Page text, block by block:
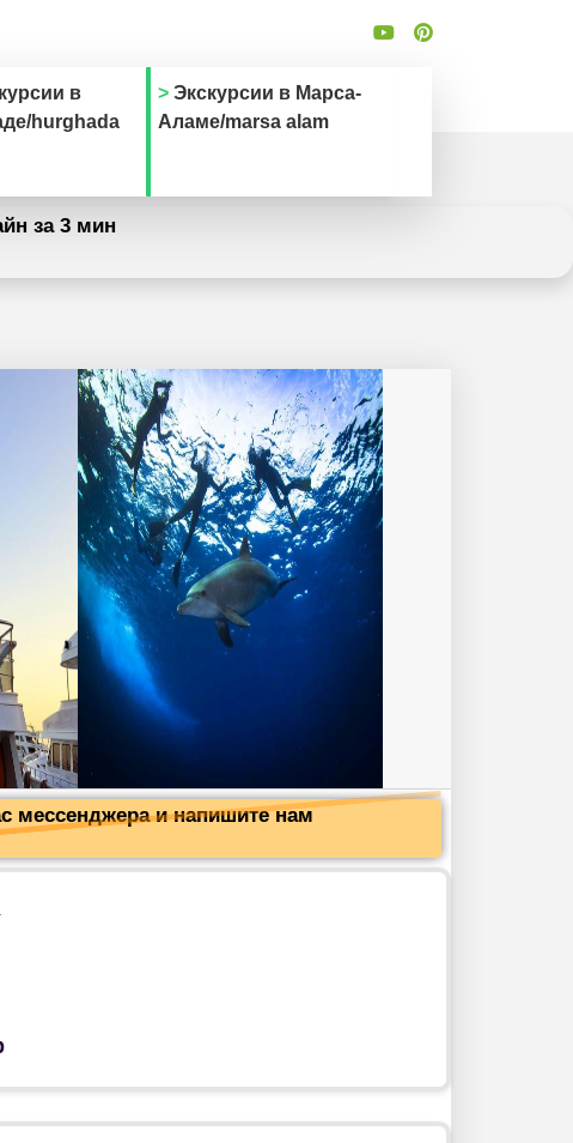
в
hurghada
Экскурсии в Марса-
Аламе/marsa alam
за 3 мин
мессенджера и напишите нам